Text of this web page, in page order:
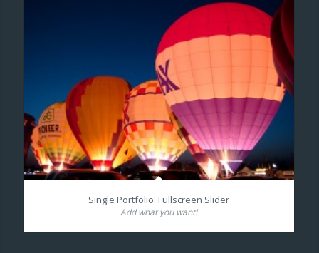
Single Portfolio: Fullscreen Slider
Add what you want!